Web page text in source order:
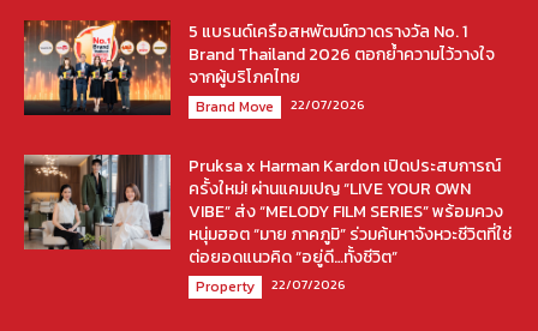
5 แบรนด์เครือสหพัฒน์กวาดรางวัล No. 1
Brand Thailand 2026 ตอกย้ำความไว้วางใจ
จากผู้บริโภคไทย
Brand Move 22/07/2026
Pruksa x Harman Kardon เปิดประสบการณ์
ครั้งใหม่! ผ่านแคมเปญ “LIVE YOUR OWN
VIBE” ส่ง “MELODY FILM SERIES” พร้อมควง
หนุ่มฮอต “มาย ภาคภูมิ” ร่วมค้นหาจังหวะชีวิตที่ใช่
ต่อยอดแนวคิด “อยู่ดี…ทั้งชีวิต”
Property 22/07/2026